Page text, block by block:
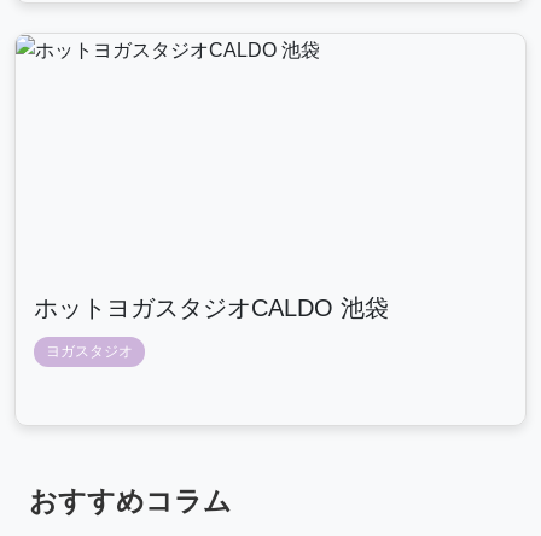
ホットヨガスタジオCALDO 池袋
ヨガスタジオ
おすすめコラム